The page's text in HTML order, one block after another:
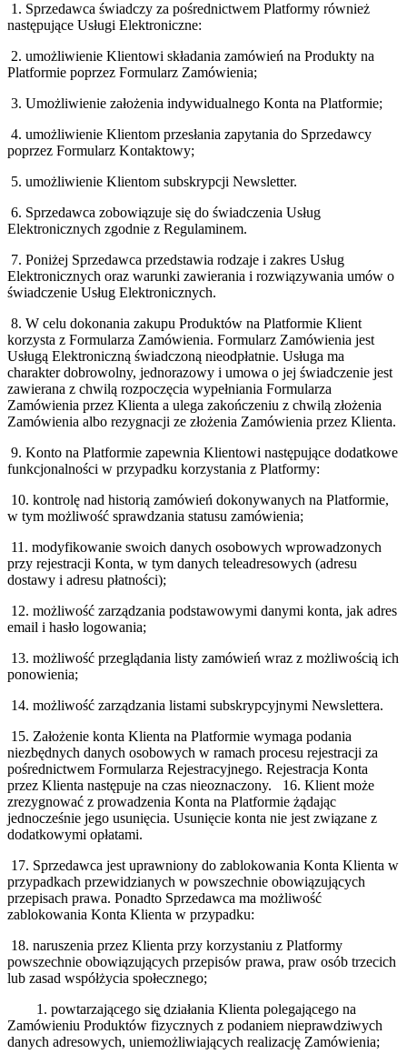
1. Sprzedawca świadczy za pośrednictwem Platformy również
następujące Usługi Elektroniczne:
2. umożliwienie Klientowi składania zamówień na Produkty na
Platformie poprzez Formularz Zamówienia;
3. Umożliwienie założenia indywidualnego Konta na Platformie;
4. umożliwienie Klientom przesłania zapytania do Sprzedawcy
poprzez Formularz Kontaktowy;
5. umożliwienie Klientom subskrypcji Newsletter.
6. Sprzedawca zobowiązuje się do świadczenia Usług
Elektronicznych zgodnie z Regulaminem.
7. Poniżej Sprzedawca przedstawia rodzaje i zakres Usług
Elektronicznych oraz warunki zawierania i rozwiązywania umów o
świadczenie Usług Elektronicznych.
8. W celu dokonania zakupu Produktów na Platformie Klient
korzysta z Formularza Zamówienia. Formularz Zamówienia jest
Usługą Elektroniczną świadczoną nieodpłatnie. Usługa ma
charakter dobrowolny, jednorazowy i umowa o jej świadczenie jest
zawierana z chwilą rozpoczęcia wypełniania Formularza
Zamówienia przez Klienta a ulega zakończeniu z chwilą złożenia
Zamówienia albo rezygnacji ze złożenia Zamówienia przez Klienta.
9. Konto na Platformie zapewnia Klientowi następujące dodatkowe
funkcjonalności w przypadku korzystania z Platformy:
10. kontrolę nad historią zamówień dokonywanych na Platformie,
w tym możliwość sprawdzania statusu zamówienia;
11. modyfikowanie swoich danych osobowych wprowadzonych
przy rejestracji Konta, w tym danych teleadresowych (adresu
dostawy i adresu płatności);
12. możliwość zarządzania podstawowymi danymi konta, jak adres
email i hasło logowania;
13. możliwość przeglądania listy zamówień wraz z możliwością ich
ponowienia;
14. możliwość zarządzania listami subskrypcyjnymi Newslettera.
15. Założenie konta Klienta na Platformie wymaga podania
niezbędnych danych osobowych w ramach procesu rejestracji za
pośrednictwem Formularza Rejestracyjnego. Rejestracja Konta
przez Klienta następuje na czas nieoznaczony. 16. Klient może
zrezygnować z prowadzenia Konta na Platformie żądając
jednocześnie jego usunięcia. Usunięcie konta nie jest związane z
dodatkowymi opłatami.
17. Sprzedawca jest uprawniony do zablokowania Konta Klienta w
przypadkach przewidzianych w powszechnie obowiązujących
przepisach prawa. Ponadto Sprzedawca ma możliwość
zablokowania Konta Klienta w przypadku:
18. naruszenia przez Klienta przy korzystaniu z Platformy
powszechnie obowiązujących przepisów prawa, praw osób trzecich
lub zasad współżycia społecznego;
1. powtarzającego się̨ działania Klienta polegającego na
Zamówieniu Produktów fizycznych z podaniem nieprawdziwych
danych adresowych, uniemożliwiających realizację Zamówienia;